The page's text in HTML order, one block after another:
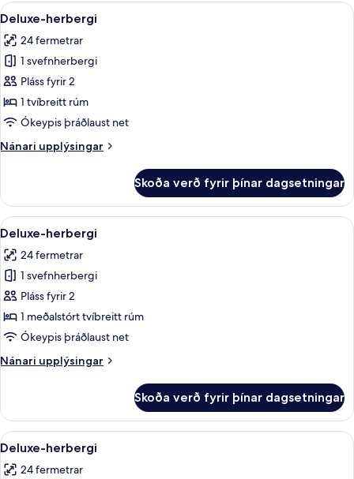
Skoða
allar
myndir
fyrir
Deluxe-
herbergi
Deluxe-herbergi | Míníbar,
2
Deluxe-herbergi
24 fermetrar
1 svefnherbergi
Pláss fyrir 2
1 tvíbreitt rúm
Ókeypis þráðlaust net
Nánari upplýsingar
Nánari
herbergi
Skoða verð fyrir þínar dagsetningar
Skoða
allar
myndir
fyrir
Deluxe-
herbergi
Deluxe-herbergi | Míníbar,
2
Deluxe-herbergi
24 fermetrar
1 svefnherbergi
Pláss fyrir 2
1 meðalstórt tvíbreitt rúm
Ókeypis þráðlaust net
Nánari upplýsingar
Nánari
herbergi
Skoða verð fyrir þínar dagsetningar
Skoða
allar
Míníbar, öryggishólf í herbergi,
2
Deluxe-herbergi
24 fermetrar